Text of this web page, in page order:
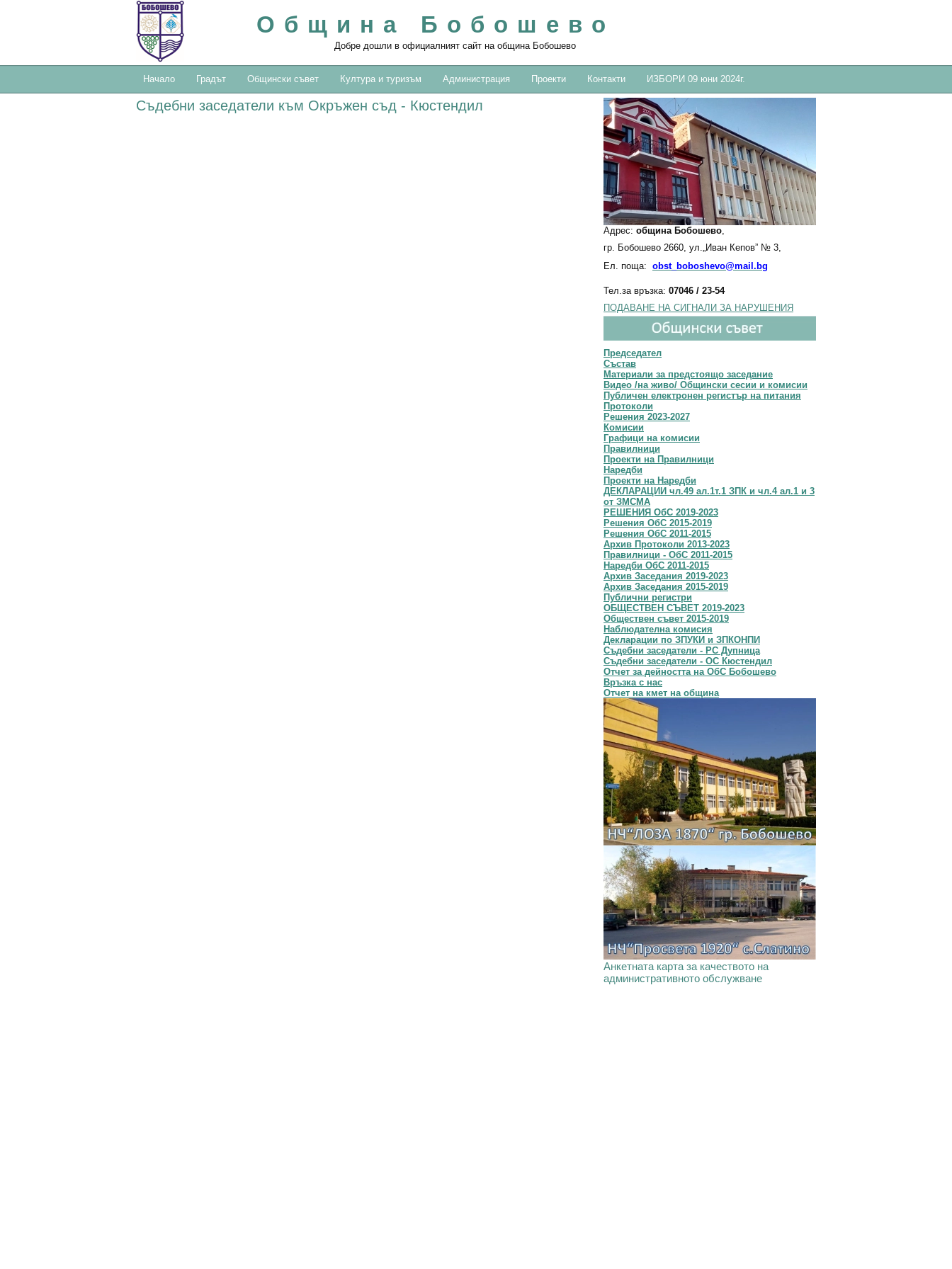
Добре дошли в официалният сайт на община Бобошево
Община Бобошево
Начало Градът Общински съвет Култура и туризъм Администрация Проекти Контакти ИЗБОРИ 09 юни 2024г.
Съдебни заседатели към Окръжен съд - Кюстендил
Адрес: община Бобошево,
гр. Бобошево 2660, ул.„Иван Кепов” № 3,
Ел. поща: obst_boboshevo@mail.bg
Тел.за връзка: 07046 / 23-54
ПОДАВАНЕ НА СИГНАЛИ ЗА НАРУШЕНИЯ
Председател
Състав
Материали за предстоящо заседание
Видео /на живо/ Общински сесии и комисии
Публичен електронен регистър на питания
Протоколи
Решения 2023-2027
Комисии
Графици на комисии
Правилници
Проекти на Правилници
Наредби
Проекти на Наредби
ДЕКЛАРАЦИИ чл.49 ал.1т.1 ЗПК и чл.4 ал.1 и 3
от ЗМСМА
РЕШЕНИЯ ОбС 2019-2023
Решения OбС 2015-2019
Решения ОбС 2011-2015
Архив Протоколи 2013-2023
Правилници - ОбС 2011-2015
Наредби ОбС 2011-2015
Архив Заседания 2019-2023
Архив Заседания 2015-2019
Публични регистри
ОБЩЕСТВЕН СЪВЕТ 2019-2023
Обществен съвет 2015-2019
Наблюдателна комисия
Декларации по ЗПУКИ и ЗПКОНПИ
Съдебни заседатели - РС Дупница
Съдебни заседатели - ОС Кюстендил
Отчет за дейността на ОбС Бобошево
Връзка с нас
Отчет на кмет на община
Анкетната карта за качеството на
административното обслужване